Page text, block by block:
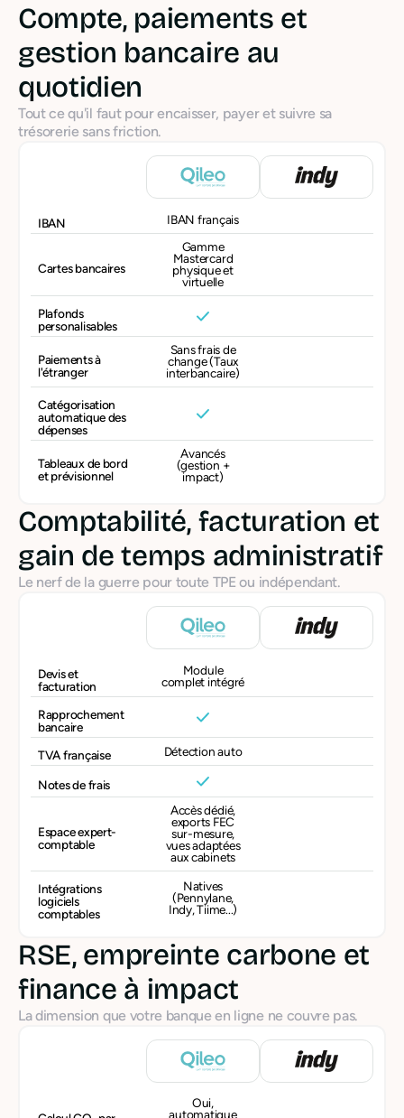
Compte, paiements et
gestion bancaire au
quotidien
Tout ce qu'il faut pour encaisser, payer et suivre sa
trésorerie sans friction.
IBAN IBAN français
Cartes bancaires
Gamme
Mastercard
physique et
virtuelle
Plafonds
personalisables
Paiements à
l'étranger
Sans frais de
change (Taux
interbancaire)
Catégorisation
automatique des
dépenses
Tableaux de bord
et prévisionnel
Avancés
(gestion +
impact)
Comptabilité, facturation et
gain de temps administratif
Le nerf de la guerre pour toute TPE ou indépendant.
Devis et
facturation
Module
complet intégré
Rapprochement
bancaire
TVA française
Détection auto
Notes de frais
Espace expert-
comptable
Accès dédié,
exports FEC
sur-mesure,
vues adaptées
aux cabinets
Intégrations
logiciels
comptables
Natives
(Pennylane,
Indy, Tiime...)
RSE, empreinte carbone et
finance à impact
La dimension que votre banque en ligne ne couvre pas.
Oui,
automatique